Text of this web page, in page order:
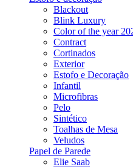
Blackout
Blink Luxury
Color of the year
Contract
Cortinados
Exterior
Estofo e Decoração
Infantil
Microfibras
Pelo
Sintético
Toalhas de Mesa
Veludos
Papel de Parede
Elie Saab